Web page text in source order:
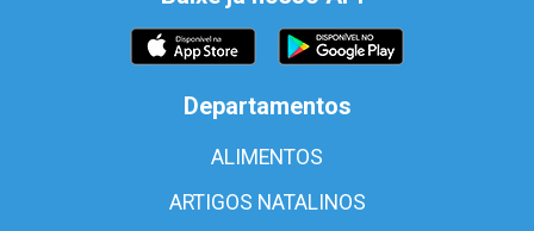
Departamentos
ALIMENTOS
ARTIGOS NATALINOS